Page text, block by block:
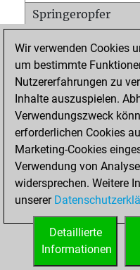
Springeropfer
Matt auf vollem
Bauer setzt Matt
Erstickte Matts
Türme auf der
STARTSEITE
Wir verwenden Cookies
um bestimmte
Nutzererfahrungen zu
Inhalte auszuspielen.
Verwendungszweck
erforderlichen Cookies
Marketing-Cookies
Verwendung von
widersprechen. Weitere
unserer
Detaillierte
Informationen